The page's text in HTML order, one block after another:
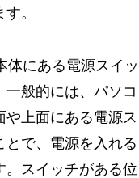
。
体にある電源スイッ
一般的には、パソコ
や上面にある電源ス
とで、電源を入れる
。スイッチがある位